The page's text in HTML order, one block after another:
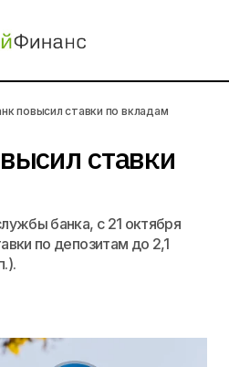
повысил ставки по вкладам
ставки
банка, с 21 октября
по депозитам до 2,1